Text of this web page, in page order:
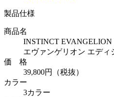
製品仕様
商品名
INSTINCT EVANGELION
エヴァンゲリオン エディ
価 格
39,800円（税抜）
カラー
3カラー